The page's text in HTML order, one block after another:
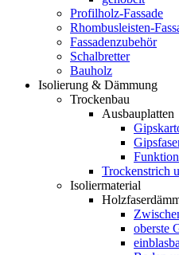
Profilholz-Fassade
Rhombusleisten-
Fassadenzubehör
Schalbretter
Bauholz
Isolierung & Dämmung
Trockenbau
Ausbauplatten
Trockenstrich
Isoliermaterial
oberste